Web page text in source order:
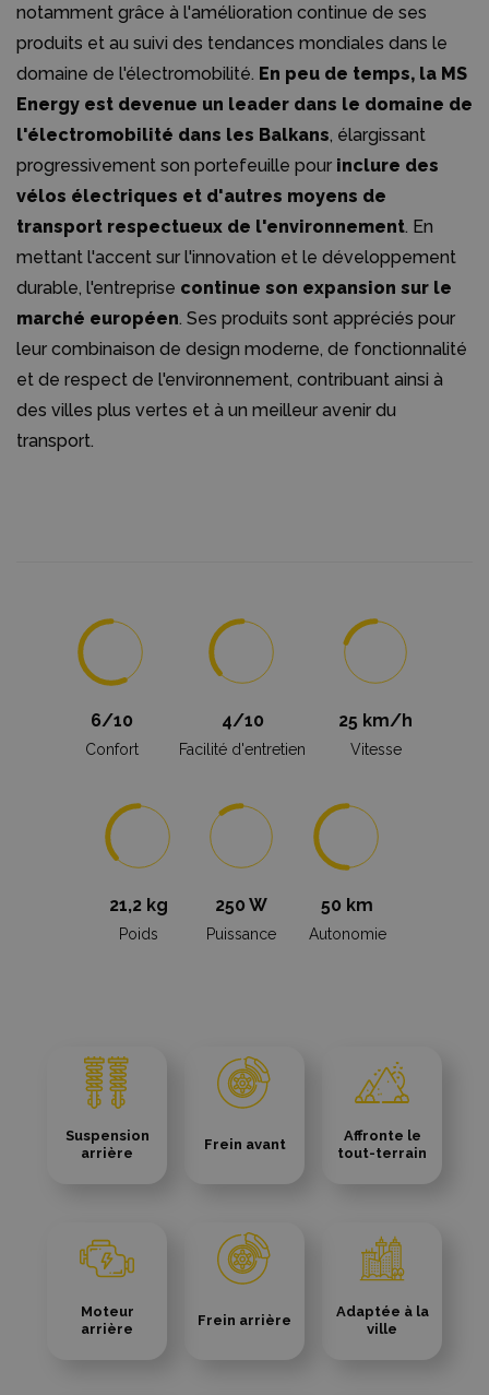
notamment grâce à l'amélioration continue de ses
produits et au suivi des tendances mondiales dans le
domaine de l'électromobilité. En peu de temps, la MS
Energy est devenue un leader dans le domaine de
l'électromobilité dans les Balkans, élargissant
progressivement son portefeuille pour inclure des
vélos électriques et d'autres moyens de
transport respectueux de l'environnement. En
mettant l'accent sur l'innovation et le développement
durable, l'entreprise continue son expansion sur le
marché européen. Ses produits sont appréciés pour
leur combinaison de design moderne, de fonctionnalité
et de respect de l'environnement, contribuant ainsi à
des villes plus vertes et à un meilleur avenir du
transport.
6/10
Confort
4/10
Facilité d'entretien
25 km/h
Vitesse
21,2 kg
Poids
250 W
Puissance
50 km
Autonomie
Suspension
arrière
Frein avant
Affronte le
tout-terrain
Moteur
arrière
Frein arrière
Adaptée à la
ville